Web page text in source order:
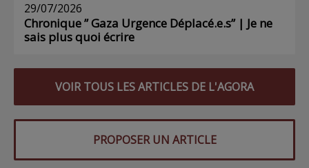
29/07/2026
Chronique ” Gaza Urgence Déplacé.e.s” | Je ne
sais plus quoi écrire
VOIR TOUS LES ARTICLES DE L'AGORA
PROPOSER UN ARTICLE